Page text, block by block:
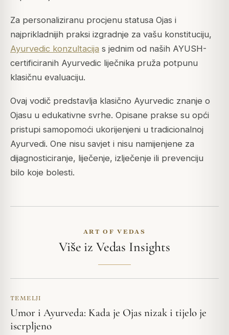
Za personaliziranu procjenu statusa Ojas i
najprikladnijih praksi izgradnje za vašu konstituciju,
Ayurvedic konzultacija s jednim od naših AYUSH-
certificiranih Ayurvedic liječnika pruža potpunu
klasičnu evaluaciju.
Ovaj vodič predstavlja klasično Ayurvedic znanje o
Ojasu u edukativne svrhe. Opisane prakse su opći
pristupi samopomoći ukorijenjeni u tradicionalnoj
Ayurvedi. One nisu savjet i nisu namijenjene za
dijagnosticiranje, liječenje, izlječenje ili prevenciju
bilo koje bolesti.
ART OF VEDAS
Više iz Vedas Insights
TEMELJI
Umor i Ayurveda: Kada je Ojas nizak i tijelo je
iscrpljeno